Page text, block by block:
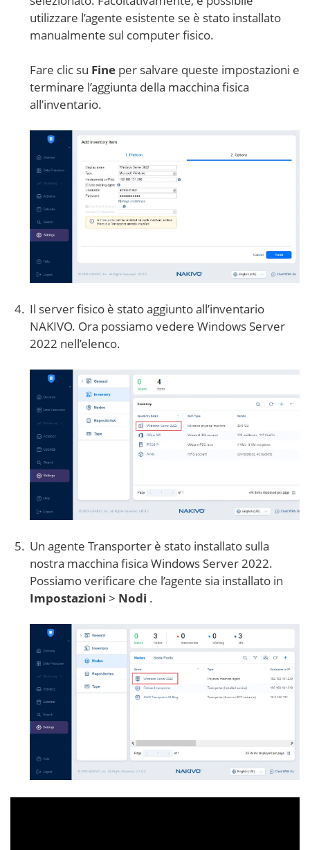
utilizzare l’agente esistente se è stato installato
manualmente sul computer fisico.
Fare clic su Fine per salvare queste impostazioni e
terminare l’aggiunta della macchina fisica
all’inventario.
Il server fisico è stato aggiunto all’inventario
NAKIVO. Ora possiamo vedere Windows Server
2022 nell’elenco.
Un agente Transporter è stato installato sulla
nostra macchina fisica Windows Server 2022.
Possiamo verificare che l’agente sia installato in
Impostazioni > Nodi .